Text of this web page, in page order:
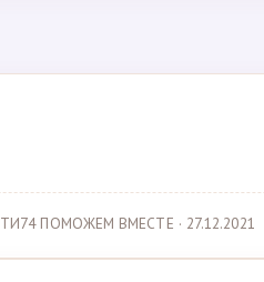
ПОМОЖЕМ ВМЕСТЕ · 27.12.2021